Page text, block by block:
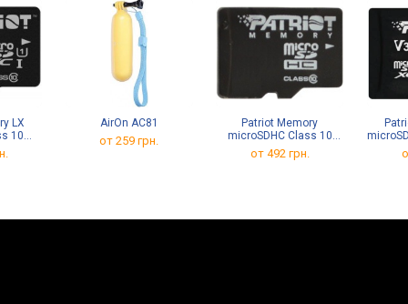
LX
10
AirOn AC81
от 259 грн.
Patriot Memory
microSDHC Class 10
32Gb
от 492 грн.